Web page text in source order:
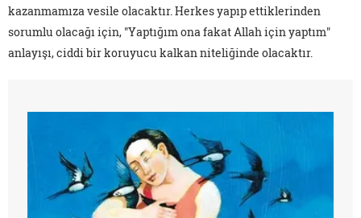
kazanmamıza vesile olacaktır. Herkes yapıp ettiklerinden
sorumlu olacağı için, "Yaptığım ona fakat Allah için yaptım"
anlayışı, ciddi bir koruyucu kalkan niteliğinde olacaktır.